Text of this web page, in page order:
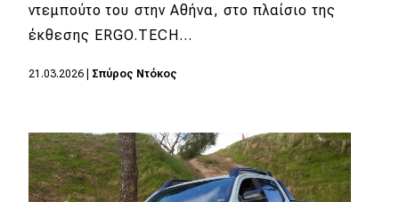
WRC
Motorsport
Νέα
Τεχνολογία
ντεμπούτο του στην Αθήνα, στο πλαίσιο της
έκθεσης ERGO.TECH…
21.03.2026 Σπύρος Ντόκος